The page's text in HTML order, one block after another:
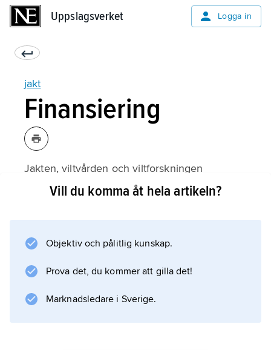
Uppslagsverket Logga in
jakt
Finansiering
Jakten, viltvården och viltforskningen
finansieras till övervägande del genom
Viltvårdsfonden, ur vilken pengar utbetalas till
bland annat löner för Jägareförbundets
viltvårdsåtgärder och utbildning. Till länens
Vill du komma åt hela artikeln?
Objektiv och pålitlig kunskap.
Prova det, du kommer att gilla det!
Marknadsledare i Sverige.